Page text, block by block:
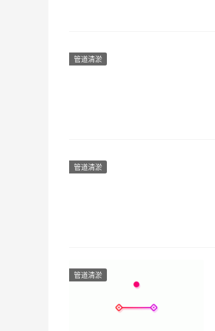
管道清淤
管道清淤
管道清淤